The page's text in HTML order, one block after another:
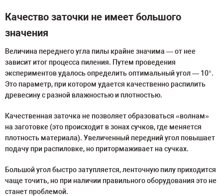
Качество заточки не имеет большого
значения
Величина переднего угла пилы крайне значима — от нее
зависит итог процесса пиления. Путем проведения
экспериментов удалось определить оптимальный угол — 10°.
Это параметр, при котором удается качественно распилить
древесину с разной влажностью и плотностью.
Качественная заточка не позволяет образоваться «волнам»
на заготовке (это происходит в зонах сучков, где меняется
плотность материала). Увеличенный передний угол повышает
подачу при распиловке, но притормаживает на сучках.
Большой угол быстро затупляется, ленточную пилу приходится
чаще точить, но при наличии правильного оборудования это не
станет проблемой.